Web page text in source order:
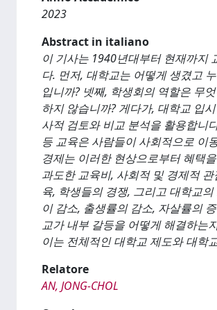
2023
Abstract in italiano
이 기사는 1940년대부터 현재까지
다. 먼저, 대학교는 어떻게 생겼고
입니까? 넷째, 학생회의 역할은 무
하지 않습니까? 게다가, 대학교 입
사적 검토와 비교 분석을 활용합니
등 교육은 사람들이 사회적으로 이
경제는 이러한 현상으로부터 혜택
과도한 교육비, 사회적 및 경제적
육, 학생들의 경쟁, 그리고 대학교
이 감소, 출생률의 감소, 자살률의
교가 내부 갈등을 어떻게 해결하는
이는 전체적인 대학교 제도와 대학
Relatore
AN, JONG-CHOL